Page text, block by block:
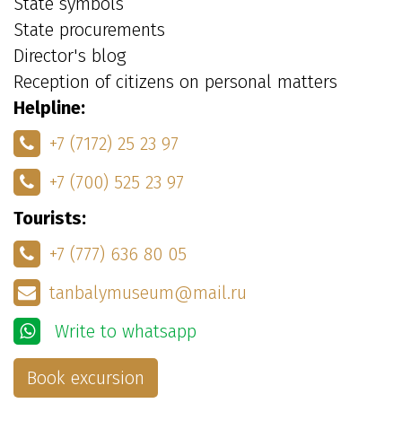
State procurements
Director's blog
Reception of citizens on personal matters
Helpline:
+7 (7172) 25 23 97
+7 (700) 525 23 97
Tourists:
+7 (777) 636 80 05
tanbalymuseum@mail.ru
Write to whatsapp
Book excursion